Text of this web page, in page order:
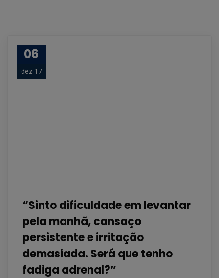
06
dez 17
“Sinto dificuldade em levantar
pela manhã, cansaço
persistente e irritação
demasiada. Será que tenho
fadiga adrenal?”